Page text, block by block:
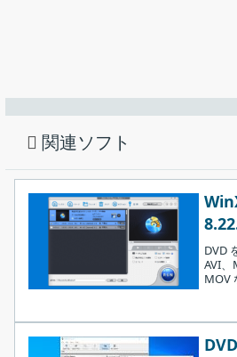
DVDFab HD Decrypter では、DVD /
ピーするだけでなく、DVD / Blu-ray を
2.リッピング
」では、DVD / Blu-
換できます。
関連ソフト
DVD
AVI、
MOV
式に
び
グソ